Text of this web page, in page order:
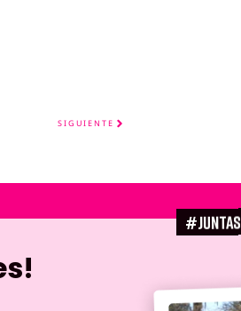
SIGUIENTE
#juntas